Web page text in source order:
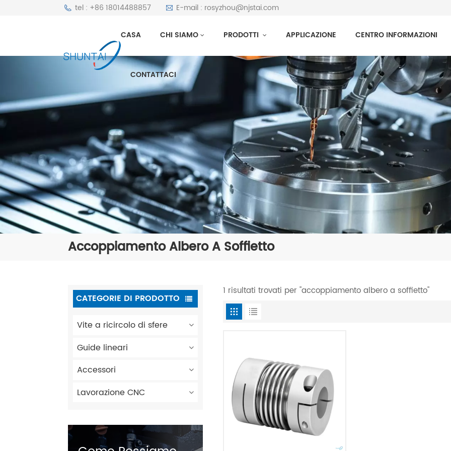
tel : +86 18014488857 E-mail : rosyzhou@njstai.com
CASA CHI SIAMO PRODOTTI APPLICAZIONE CENTRO INFORMAZIONI
CONTATTACI
Accoppiamento Albero A Soffietto
CATEGORIE DI PRODOTTO
Vite a ricircolo di sfere
Guide lineari
Accessori
Lavorazione CNC
1 risultati trovati per "accoppiamento albero a soffietto"